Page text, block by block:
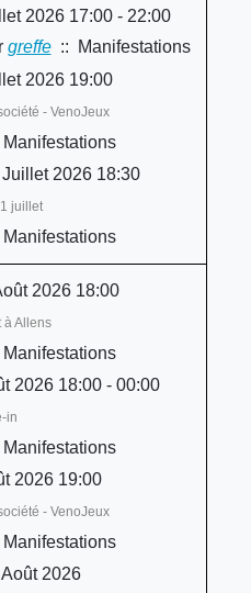
2026 17:00 - 22:00
greffe:: Manifestations
2026 19:00
- VenoJeux
2026 18:30
juillet
2026 18:00
à Allens
2026 18:00 - 00:00
in
2026 19:00
- VenoJeux
2026